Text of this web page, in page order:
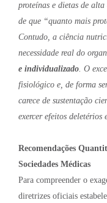
proteínas e dietas de
de que “quanto mais
Contudo, a ciência
necessidade real do
e individualizado. O
fisiológico e, de forma
carece de sustentação
exercer efeitos
Recomendações
Sociedades Médicas
Para compreender o
diretrizes oficiais